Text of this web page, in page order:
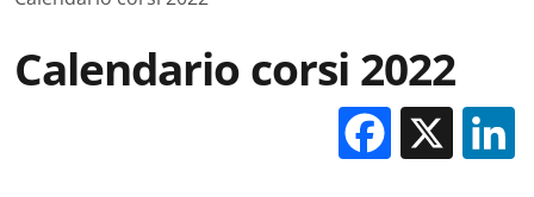
Calendario corsi 2022
X